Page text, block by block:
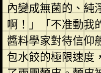
內變成無菌的、純
啊！」「不准動我
醬料學家對待信仰
包水餃的極限速度